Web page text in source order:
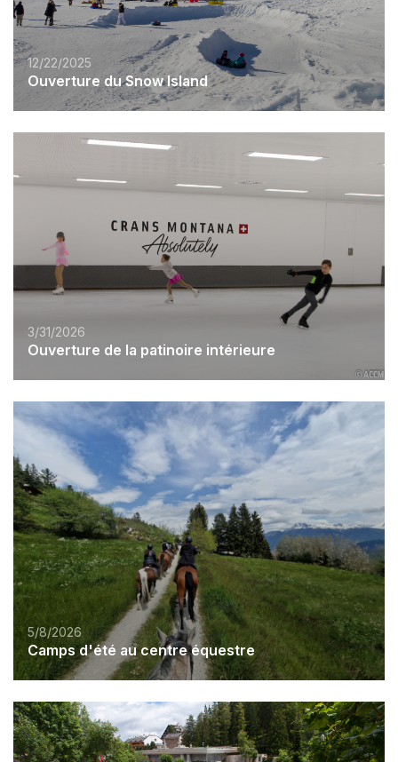
12/22/2025
Ouverture du Snow Island
3/31/2026
Ouverture de la patinoire intérieure
5/8/2026
Camps d'été au centre équestre